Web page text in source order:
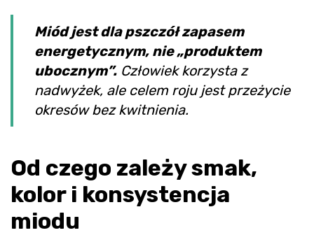
Miód jest dla pszczół zapasem
energetycznym, nie „produktem
ubocznym”. Człowiek korzysta z
nadwyżek, ale celem roju jest przeżycie
okresów bez kwitnienia.
Od czego zależy smak,
kolor i konsystencja
miodu